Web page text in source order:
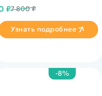
нашего партнера
₽7 800 ₽
Узнать подробнее
-8%